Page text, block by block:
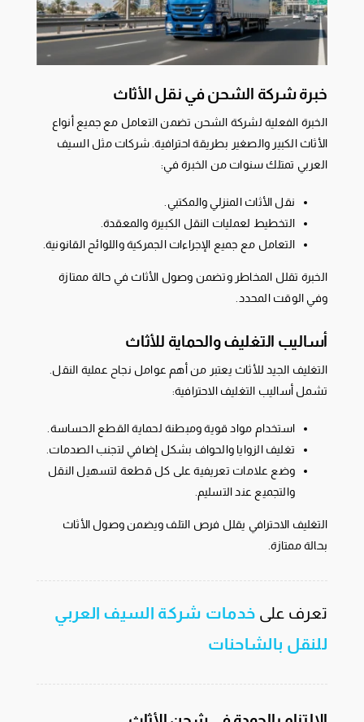
خبرة شركة الشحن في نقل الأثاث
الخبرة الفعلية لشركة الشحن تضمن التعامل مع جميع أنواع
الأثاث الكبير والصغير بطريقة احترافية. شركات مثل السيف
العربي تمتلك سنوات من الخبرة في:
نقل الأثاث المنزلي والمكتبي.
التخطيط لعمليات النقل الكبيرة والمعقدة.
التعامل مع جميع الإجراءات الجمركية واللوائح القانونية.
الخبرة تقلل المخاطر وتضمن وصول الأثاث في حالة ممتازة
وفي الوقت المحدد.
أساليب التغليف والحماية للأثاث
التغليف الجيد للأثاث يعتبر من أهم عوامل نجاح عملية النقل.
تشمل أساليب التغليف الاحترافية:
استخدام مواد قوية ومبطنة لحماية القطع الحساسة.
تغليف الزوايا والحواف بشكل إضافي لتجنب الصدمات.
وضع علامات تعريفية على كل قطعة لتسهيل النقل
والتجميع عند التسليم.
التغليف الاحترافي يقلل فرص التلف ويضمن وصول الأثاث
بحالة ممتازة.
تعرف على خدمات شركة السيف العربي
للنقل بالشاحنات